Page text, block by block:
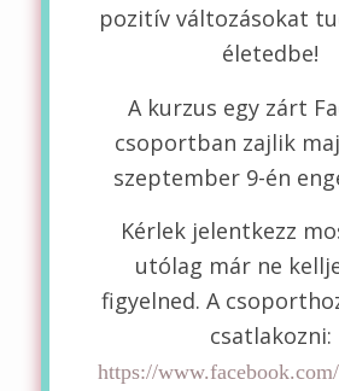
pozitív változásokat
életedbe!
A kurzus egy zárt
csoportban zajlik
szeptember 9-én
Kérlek jelentkezz
utólag már ne
figyelned. A
csatlakozni:
https://